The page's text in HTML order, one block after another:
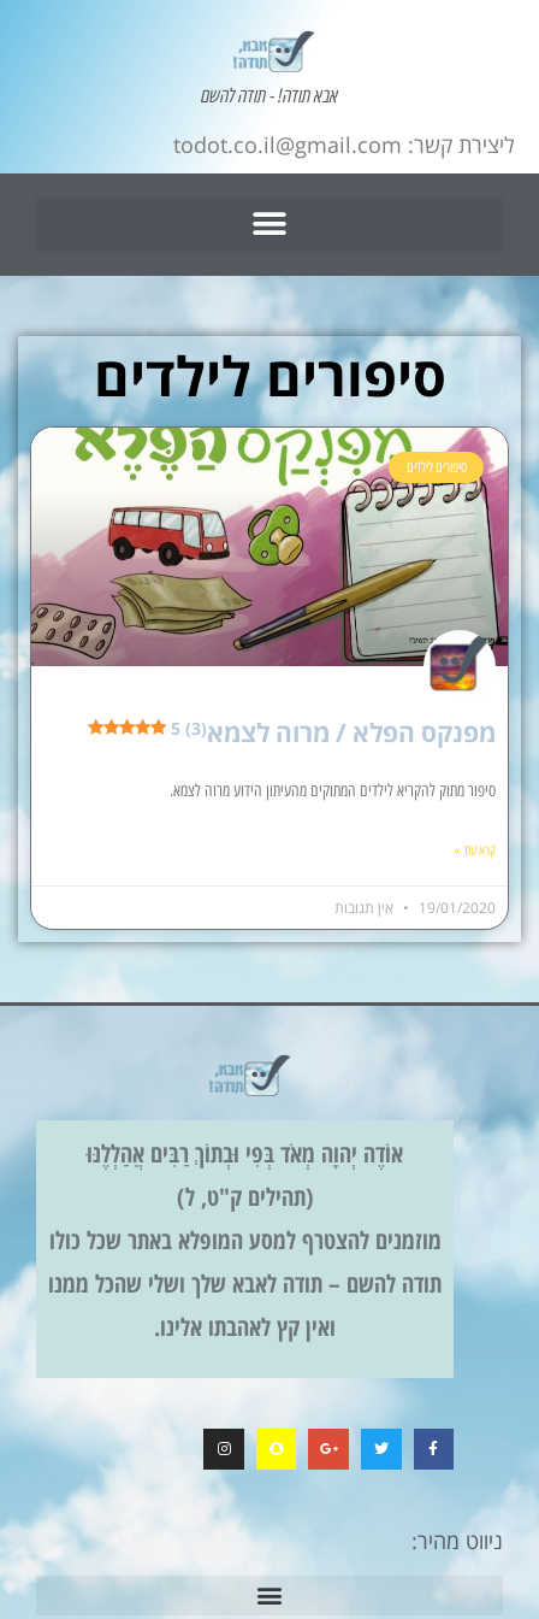
אבא תודה! - תודה להשם
ליצירת קשר: todot.co.il@gmail.com
סיפורים לילדים
סיפורים לילדים
מפנקס הפלא / מרוה לצמא5 (3)
סיפור מתוק להקריא לילדים המתוקים מהעיתון הידוע מרוה לצמא.
קרא עוד »
19/01/2020 אין תגובות
אוֹדֶה יְהוָה מְאֹד בְּפִי וּבְתוֹךְ רַבִּים אֲהַלְלֶנּוּ
(תהילים ק"ט, ל)
מוזמנים להצטרף למסע המופלא באתר שכל כולו
תודה להשם – תודה לאבא שלך ושלי שהכל ממנו
ואין קץ לאהבתו אלינו.
ניווט מהיר: